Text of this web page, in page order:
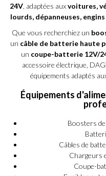
24V, adaptées auxvoitures,
lourds, dépanneuses,
Que vous recherchiez un
un câble de batterie haute
un coupe-batterie 12V/
accessoire électrique,
équipements adaptés
Équipements
Boosters
Câbles de
Chargeurs
Coupe-